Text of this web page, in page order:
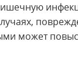
может